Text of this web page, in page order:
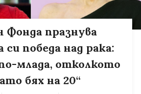
Фонда празнува
победа над рака:
млада, отколкото
бях на 20“